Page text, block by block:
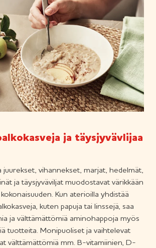
ja täysjyvävlijaa
juurekset, vihannekset, marjat, hedelmät,
ja täysjyväviljat muodostavat värikkään
Kun aterioilla yhdistää
kuten papuja tai linssejä, saa
ja välttämättömiä aminohappoja myös
tuotteita. Monipuoliset ja vaihtelevat
välttämättömiä mm. B-vitamiinien, D-